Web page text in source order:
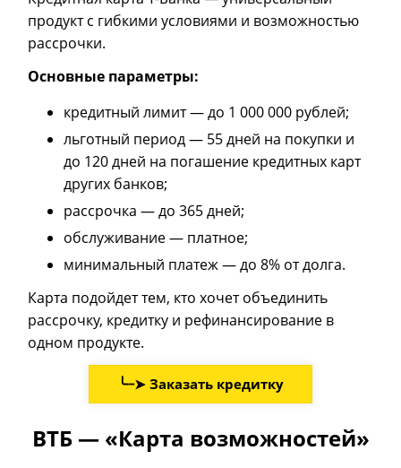
продукт с гибкими условиями и возможностью
рассрочки.
Основные параметры:
кредитный лимит — до 1 000 000 рублей;
льготный период — 55 дней на покупки и
до 120 дней на погашение кредитных карт
других банков;
рассрочка — до 365 дней;
обслуживание — платное;
минимальный платеж — до 8% от долга.
Карта подойдет тем, кто хочет объединить
рассрочку, кредитку и рефинансирование в
одном продукте.
╰┈➤ Заказать кредитку
ВТБ — «Карта возможностей»